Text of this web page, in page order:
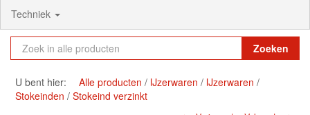
Techniek
Zoeken
U bent hier: Alle producten IJzerwaren
IJzerwaren
Stokeinden
Stokeind verzinkt